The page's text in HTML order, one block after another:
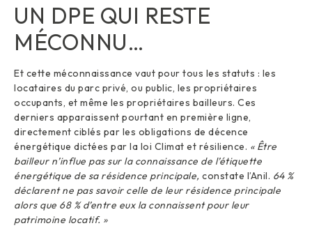
UN DPE QUI RESTE
MÉCONNU…
Et cette méconnaissance vaut pour tous les statuts : les
locataires du parc privé, ou public, les propriétaires
occupants, et même les propriétaires bailleurs. Ces
derniers apparaissent pourtant en première ligne,
directement ciblés par les obligations de décence
énergétique dictées par la loi Climat et résilience. « Être
bailleur n’influe pas sur la connaissance de l’étiquette
énergétique de sa résidence principale, constate l’Anil. 64 %
déclarent ne pas savoir celle de leur résidence principale
alors que 68 % d’entre eux la connaissent pour leur
patrimoine locatif. »